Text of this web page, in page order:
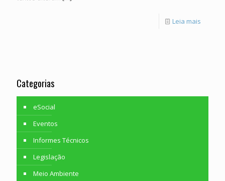
Leia mais
Categorias
eSocial
Eventos
Informes Técnicos
Legislação
Meio Ambiente